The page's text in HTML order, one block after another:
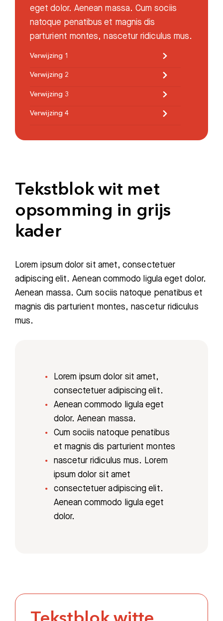
Meest gezocht:
Bezoektijden
eget dolor. Aenean massa. Cum sociis
natoque penatibus et magnis dis
parturient montes, nascetur ridiculus mus.
Verwijzing 1
Verwijzing 2
Verwijzing 3
Verwijzing 4
Tekstblok wit met
opsomming in grijs
kader
Lorem ipsum dolor sit amet, consectetuer
adipiscing elit. Aenean commodo ligula eget dolor.
Aenean massa. Cum sociis natoque penatibus et
magnis dis parturient montes, nascetur ridiculus
mus.
Lorem ipsum dolor sit amet,
consectetuer adipiscing elit.
Aenean commodo ligula eget
dolor. Aenean massa.
Cum sociis natoque penatibus
et magnis dis parturient montes
nascetur ridiculus mus. Lorem
ipsum dolor sit amet
consectetuer adipiscing elit.
Aenean commodo ligula eget
dolor.